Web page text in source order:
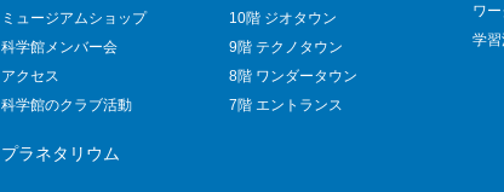
ミュージアムショップ
科学館メンバー会
アクセス
科学館のクラブ活動
プラネタリウム
10階 ジオタウン
9階 テクノタウン
8階 ワンダータウン
7階 エントランス
ワ
学習